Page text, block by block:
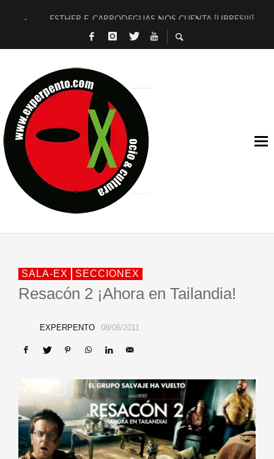
ESTHER F. CARRODEGUAS NOS CUENTA [LIBRES!!!]
[TERRA DE GUAPES] DE SANDRA MONFORT
TIMBRE 4, LA ESCUELA DEL DIRECTOR TEATRAL CLAUDIO
30 AÑOS (NO ES NADA) DE LA KATARSIS DEL TOMATAZO
MILITARES JUDÍAS EN #EXVITA
D’BALDOMEROS REINVENTAN [BITÁCORA 3.0] EN EXVITA
MARSHALL FLASH PRESENTA EN EXVITA [RELATIVA
JOFRE BARDAGÍ EN EXVITA INTERPRETANDO A SERRAT
SALA-EX SECCIONEX
Resacón 2 ¡Ahora en Tailandia!
EXPERPENTO 08/06/2011